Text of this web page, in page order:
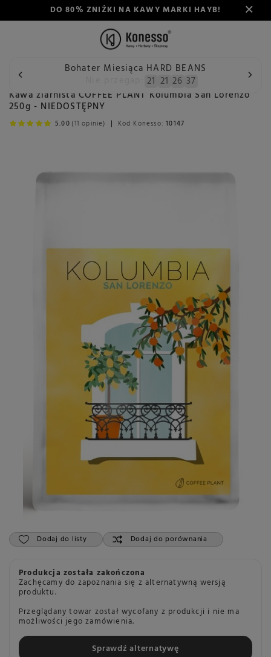
DO 80% ZNIŻKI NA KAWY MARKI HAYB!
Bohater Miesiąca HARD BEANS
21 21 26 37
Wstecz Konesso Kawa ziarnista COFFEE PLANT Kolumbia
Kawa ziarnista COFFEE PLANT Kolumbia San Lorenzo
250g - NIEDOSTĘPNY
5.00 (11 opinie) Kod Konesso:10147
Dodaj do listy Dodaj do porównania
Produkcja została zakończona
Zachęcamy do zapoznania się z alternatywną wersją
produktu.
Przeglądany towar został wycofany z produkcji i nie ma
możliwości jego zamówienia.
Sprawdź alternatywę